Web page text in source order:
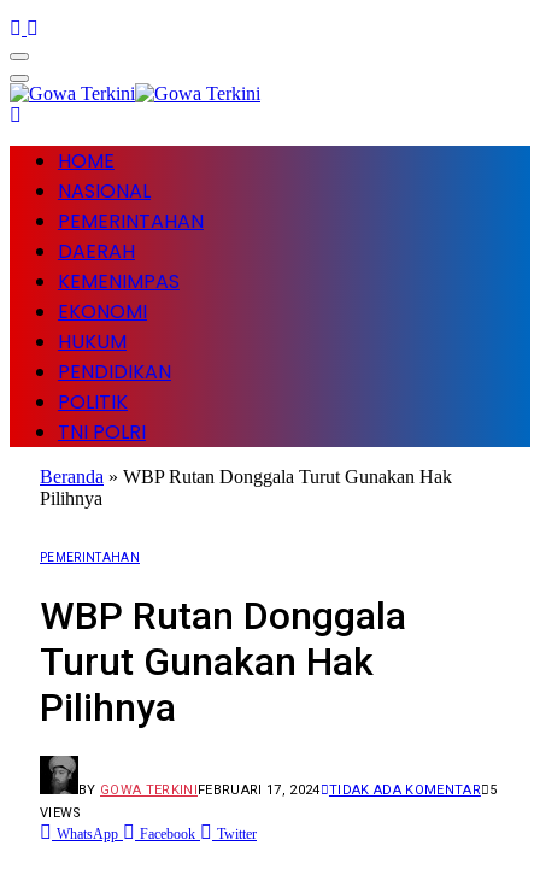
HOME
NASIONAL
PEMERINTAHAN
DAERAH
KEMENIMPAS
EKONOMI
HUKUM
PENDIDIKAN
POLITIK
TNI POLRI
Beranda » WBP Rutan Donggala Turut Gunakan Hak
Pilihnya
PEMERINTAHAN
WBP Rutan Donggala
Turut Gunakan Hak
Pilihnya
BY GOWA TERKINIFEBRUARI 17, 2024 TIDAK ADA KOMENTAR
5
VIEWS
WhatsApp Facebook Twitter